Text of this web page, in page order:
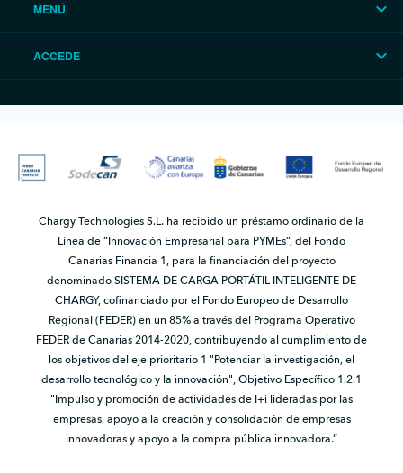
MENÚ
ACCEDE
Chargy Technologies S.L. ha recibido un préstamo ordinario de la
Línea de “Innovación Empresarial para PYMEs”, del Fondo
Canarias Financia 1, para la financiación del proyecto
denominado SISTEMA DE CARGA PORTÁTIL INTELIGENTE DE
CHARGY, cofinanciado por el Fondo Europeo de Desarrollo
Regional (FEDER) en un 85% a través del Programa Operativo
FEDER de Canarias 2014-2020, contribuyendo al cumplimiento de
los objetivos del eje prioritario 1 "Potenciar la investigación, el
desarrollo tecnológico y la innovación", Objetivo Específico 1.2.1
"Impulso y promoción de actividades de I+i lideradas por las
empresas, apoyo a la creación y consolidación de empresas
innovadoras y apoyo a la compra pública innovadora.”